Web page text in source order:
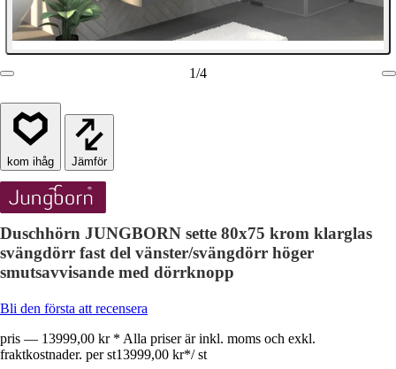
1/4
Jämför
Duschhörn JUNGBORN sette 80x75 krom klarglas
svängdörr fast del vänster/svängdörr höger
smutsavvisande med dörrknopp
Bli den första att recensera
pris — 13999,00 kr * Alla priser är inkl. moms och exkl.
fraktkostnader. per st13999,00 kr*/ st